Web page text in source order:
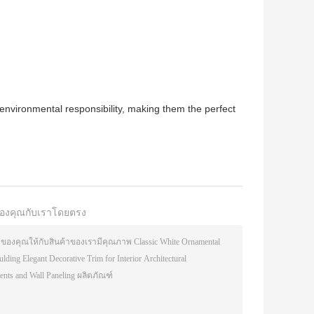
responsibility, making them the perfect
งคุณกับเราโดยตรง